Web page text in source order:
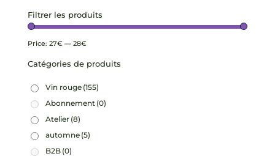
Filtrer les produits
Price: 27€— 28€
Catégories de produits
Vin rouge (155)
Abonnement (0)
Atelier (8)
automne (5)
B2B (0)